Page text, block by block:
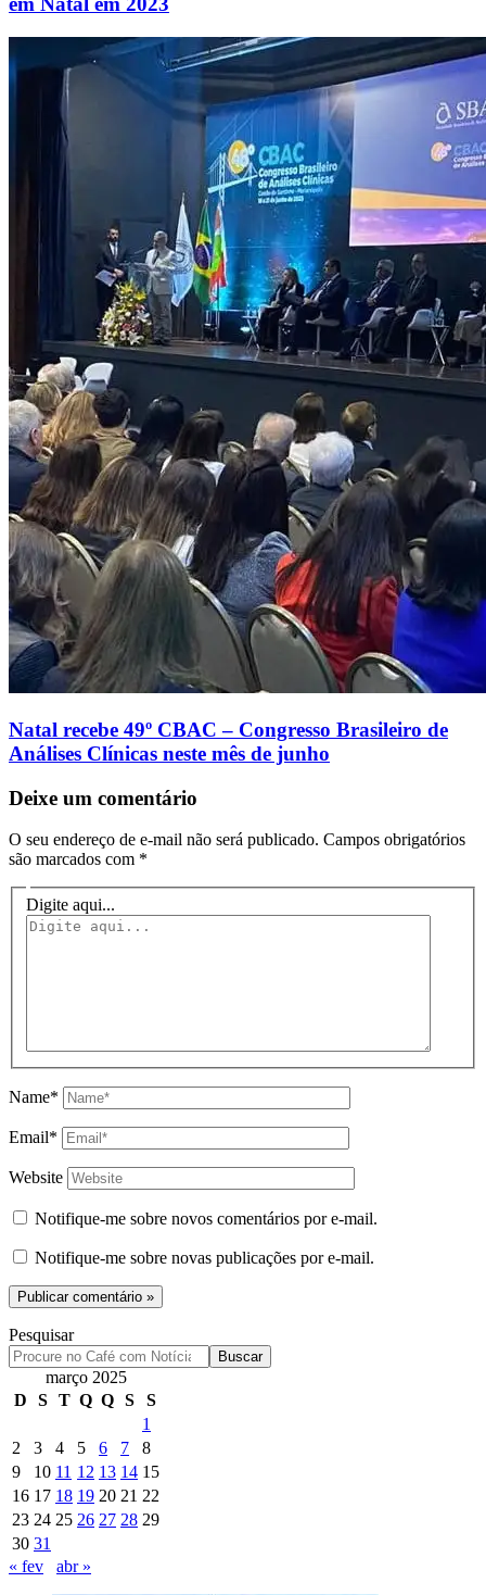
Natal recebe 49º CBAC – Congresso Brasileiro de
Análises Clínicas neste mês de junho
Deixe um comentário
O seu endereço de e-mail não será publicado. Campos obrigatórios
são marcados com *
Digite aqui...
Name*
Email*
Website
Notifique-me sobre novos comentários por e-mail.
Notifique-me sobre novas publicações por e-mail.
Pesquisar
Buscar
março 2025
D
S T Q Q S
S
1
2
3 4 5 6 7
8
9
10 11 12 13 14 15
16 17 18 19 20 21 22
23 24 25 26 27 28 29
30 31
« fev
abr »